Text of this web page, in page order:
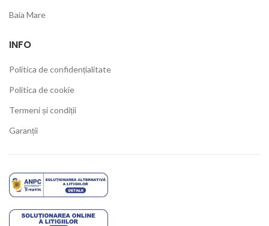
Baia Mare
INFO
Politica de confidențialitate
Politica de cookie
Termeni și condiții
Garanții